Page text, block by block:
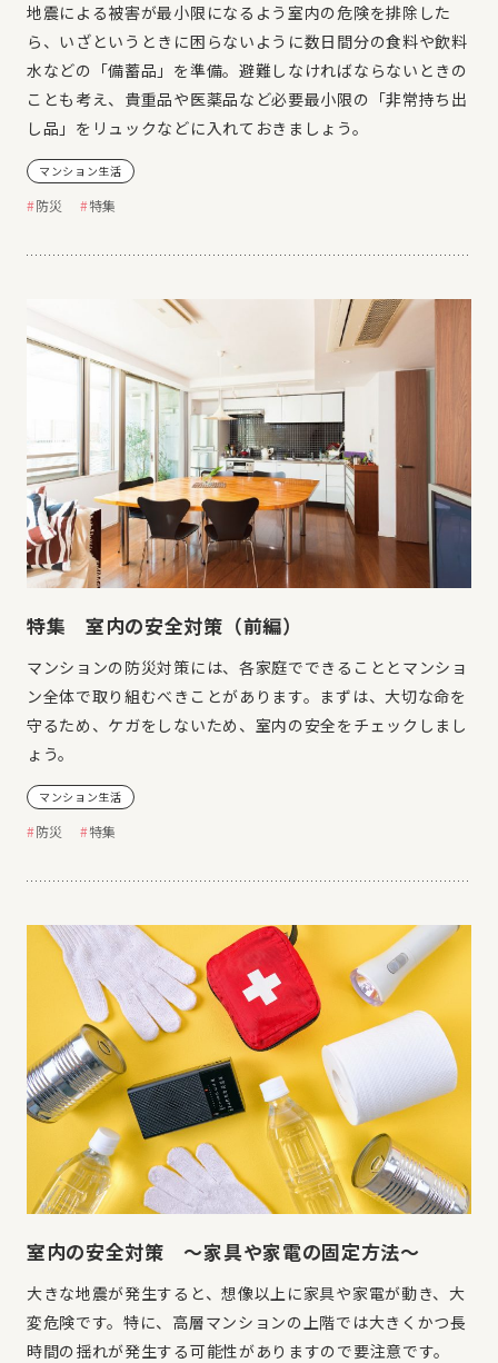
地震による被害が最小限になるよう室内の危険を排除した
ら、いざというときに困らないように数日間分の食料や飲料
水などの「備蓄品」を準備。避難しなければならないときの
ことも考え、貴重品や医薬品など必要最小限の「非常持ち出
し品」をリュックなどに入れておきましょう。
マンション生活
防災 特集
特集 室内の安全対策（前編）
マンションの防災対策には、各家庭でできることとマンショ
ン全体で取り組むべきことがあります。まずは、大切な命を
守るため、ケガをしないため、室内の安全をチェックしまし
ょう。
マンション生活
防災 特集
室内の安全対策 ～家具や家電の固定方法～
大きな地震が発生すると、想像以上に家具や家電が動き、大
変危険です。特に、高層マンションの上階では大きくかつ長
時間の揺れが発生する可能性がありますので要注意です。